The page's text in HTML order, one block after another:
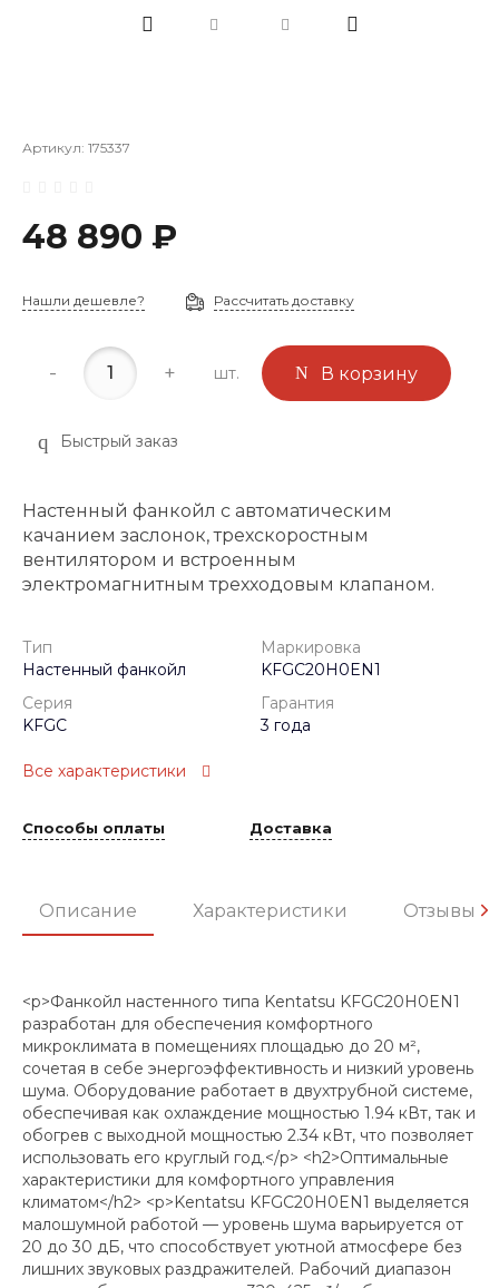
Артикул: 175337
48 890 ₽
Нашли дешевле? Рассчитать доставку
- + шт. В корзину
Быстрый заказ
Настенный фанкойл с автоматическим
качанием заслонок, трехскоростным
вентилятором и встроенным
электромагнитным трехходовым клапаном.
Тип
Настенный фанкойл
Маркировка
KFGC20H0EN1
Серия
KFGC
Гарантия
3 года
Все характеристики
Способы оплаты Доставка
Описание Характеристики Отзывы
<p>Фанкойл настенного типа Kentatsu KFGC20H0EN1
разработан для обеспечения комфортного
микроклимата в помещениях площадью до 20 м²,
сочетая в себе энергоэффективность и низкий уровень
шума. Оборудование работает в двухтрубной системе,
обеспечивая как охлаждение мощностью 1.94 кВт, так и
обогрев с выходной мощностью 2.34 кВт, что позволяет
использовать его круглый год.</p> <h2>Оптимальные
характеристики для комфортного управления
климатом</h2> <p>Kentatsu KFGC20H0EN1 выделяется
малошумной работой — уровень шума варьируется от
20 до 30 дБ, что способствует уютной атмосфере без
лишних звуковых раздражителей. Рабочий диапазон